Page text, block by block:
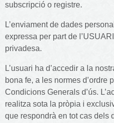
subscripció o registre.
L’enviament de dades
expressa per part de
privadesa.
L’usuari ha d’accedir a la
bona fe, a les normes d’ordre
Condicions Generals d’ús.
realitza sota la pròpia i
que respondrà en tot cas dels